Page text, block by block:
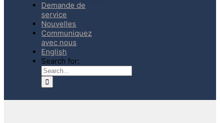
Demande de
service
Nouvelles
Communiquez
avec nous
English
Search for: